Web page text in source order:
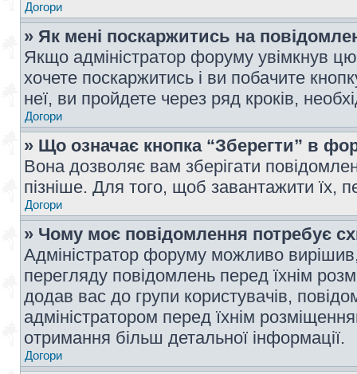
Догори
» Як мені поскаржитись на
Якщо адміністратор форуму увімкнув
хочете поскаржитись і ви побачите
неї, ви пройдете через ряд кроків,
Догори
» Що означає кнопка “Зберегти” в
Вона дозволяє вам зберігати
пізніше. Для того, щоб завантажити їх,
Догори
» Чому моє повідомлення потребує
Адміністратор форуму можливо
перегляду повідомлень перед їхнім
додав вас до групи користувачів,
адміністратором перед їхнім
отримання більш детальної інформації.
Догори